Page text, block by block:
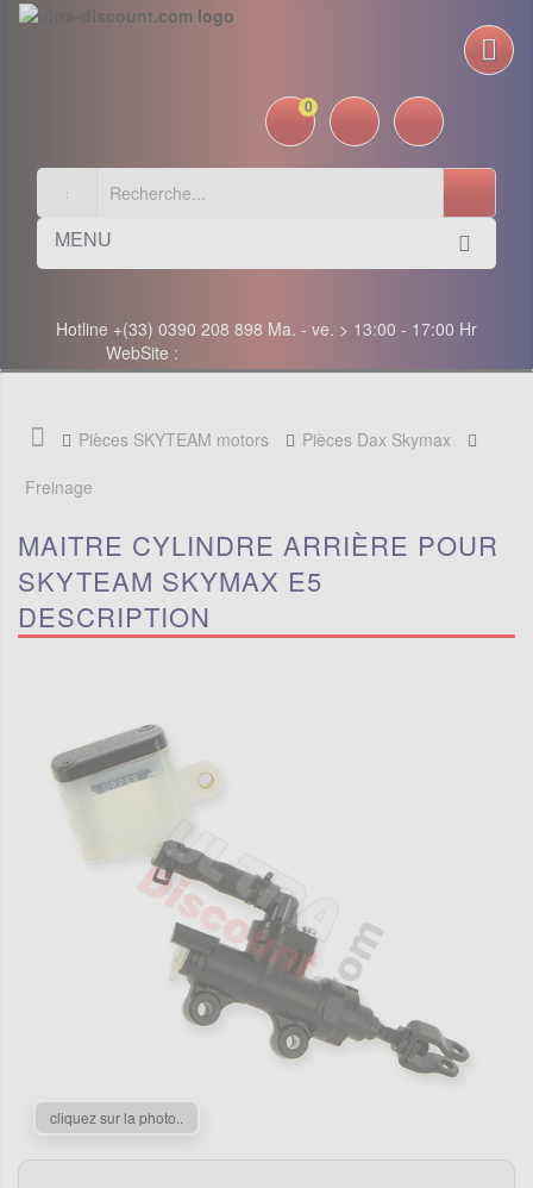
0
MENU
Hotline +(33) 0390 208 898 Ma. - ve. > 13:00 - 17:00 Hr
WebSite :
Pièces SKYTEAM motors
Pièces Dax Skymax
Freinage
MAITRE CYLINDRE ARRIÈRE POUR
SKYTEAM SKYMAX E5
DESCRIPTION
cliquez sur la photo..